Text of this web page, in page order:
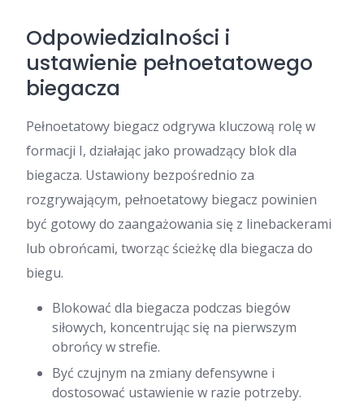
Odpowiedzialności i
ustawienie pełnoetatowego
biegacza
Pełnoetatowy biegacz odgrywa kluczową rolę w
formacji I, działając jako prowadzący blok dla
biegacza. Ustawiony bezpośrednio za
rozgrywającym, pełnoetatowy biegacz powinien
być gotowy do zaangażowania się z linebackerami
lub obrońcami, tworząc ścieżkę dla biegacza do
biegu.
Blokować dla biegacza podczas biegów
siłowych, koncentrując się na pierwszym
obrońcy w strefie.
Być czujnym na zmiany defensywne i
dostosować ustawienie w razie potrzeby.